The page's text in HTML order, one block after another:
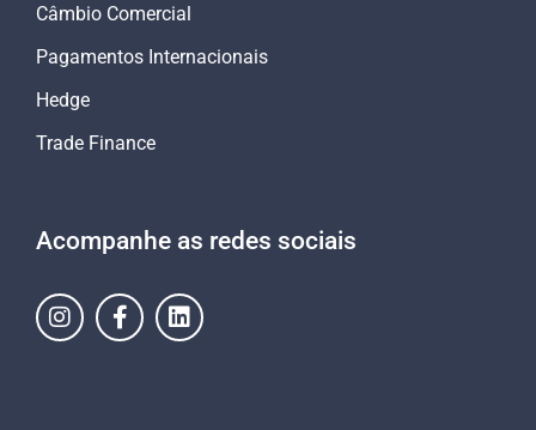
Câmbio Comercial
Pagamentos Internacionais
Hedge
Trade Finance
Acompanhe as redes sociais